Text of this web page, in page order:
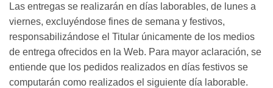
Las entregas se realizarán en días laborables, de lunes a
viernes, excluyéndose fines de semana y festivos,
responsabilizándose el Titular únicamente de los medios
de entrega ofrecidos en la Web. Para mayor aclaración, se
entiende que los pedidos realizados en días festivos se
computarán como realizados el siguiente día laborable.